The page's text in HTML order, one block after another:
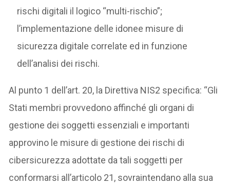
rischi digitali il logico “multi-rischio”;
l’implementazione delle idonee misure di
sicurezza digitale correlate ed in funzione
dell’analisi dei rischi.
Al punto 1 dell’art. 20, la Direttiva NIS2 specifica: “Gli
Stati membri provvedono affinché gli organi di
gestione dei soggetti essenziali e importanti
approvino le misure di gestione dei rischi di
cibersicurezza adottate da tali soggetti per
conformarsi all’articolo 21, sovraintendano alla sua